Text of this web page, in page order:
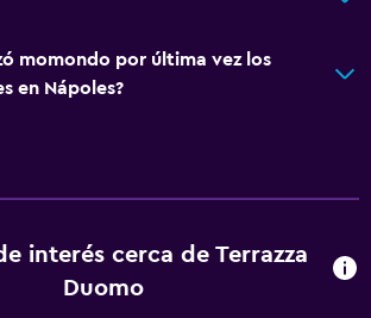
auxilios
momondo por última vez los
en Nápoles?
interés cerca de Terrazza
Duomo